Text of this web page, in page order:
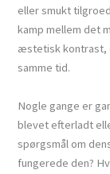
eller smukt
kamp mellem det
æstetisk kontrast,
samme tid.
Nogle gange er
blevet efterladt
spørgsmål om
fungerede den?